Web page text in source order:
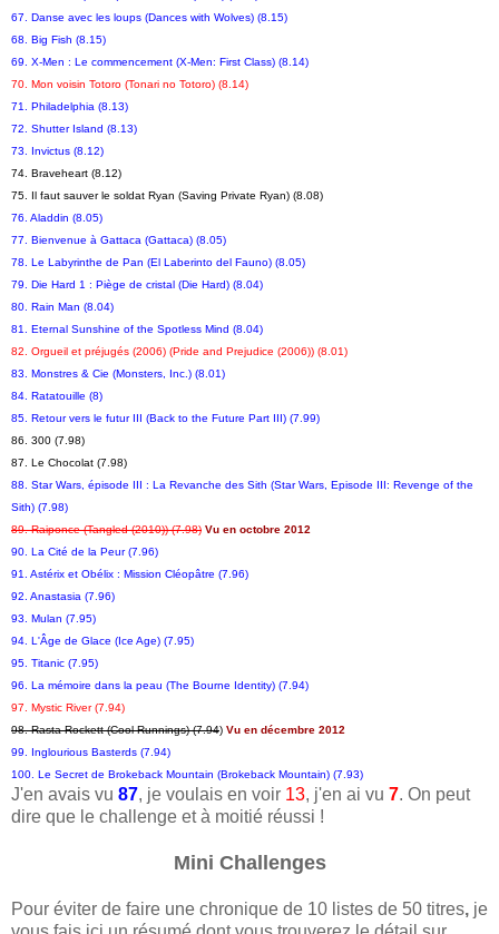
67. Danse avec les loups (Dances with Wolves) (8.15)
68. Big Fish (8.15)
69. X-Men : Le commencement (X-Men: First Class) (8.14)
70. Mon voisin Totoro (Tonari no Totoro) (8.14)
71. Philadelphia (8.13)
72. Shutter Island (8.13)
73. Invictus (8.12)
74. Braveheart (8.12)
75. Il faut sauver le soldat Ryan (Saving Private Ryan) (8.08)
76. Aladdin (8.05)
77. Bienvenue à Gattaca (Gattaca) (8.05)
78. Le Labyrinthe de Pan (El Laberinto del Fauno) (8.05)
79. Die Hard 1 : Piège de cristal (Die Hard) (8.04)
80. Rain Man (8.04)
81. Eternal Sunshine of the Spotless Mind (8.04)
82. Orgueil et préjugés (2006) (Pride and Prejudice (2006)) (8.01)
83. Monstres & Cie (Monsters, Inc.) (8.01)
84. Ratatouille (8)
85. Retour vers le futur III (Back to the Future Part III) (7.99)
86. 300 (7.98)
87. Le Chocolat (7.98)
88. Star Wars, épisode III : La Revanche des Sith (Star Wars, Episode III: Revenge of the
Sith) (7.98)
89. Raiponce (Tangled (2010)) (7.98) Vu en octobre 2012
90. La Cité de la Peur (7.96)
91. Astérix et Obélix : Mission Cléopâtre (7.96)
92. Anastasia (7.96)
93. Mulan (7.95)
94. L'Âge de Glace (Ice Age) (7.95)
95. Titanic (7.95)
96. La mémoire dans la peau (The Bourne Identity) (7.94)
97. Mystic River (7.94)
98. Rasta Rockett (Cool Runnings) (7.94) Vu en décembre 2012
99. Inglourious Basterds (7.94)
100. Le Secret de Brokeback Mountain (Brokeback Mountain) (7.93)
J'en avais vu 87, je voulais en voir 13, j'en ai vu 7. On peut
dire que le challenge et à moitié réussi !
Mini Challenges
Pour éviter de faire une chronique de 10 listes de 50 titres, je